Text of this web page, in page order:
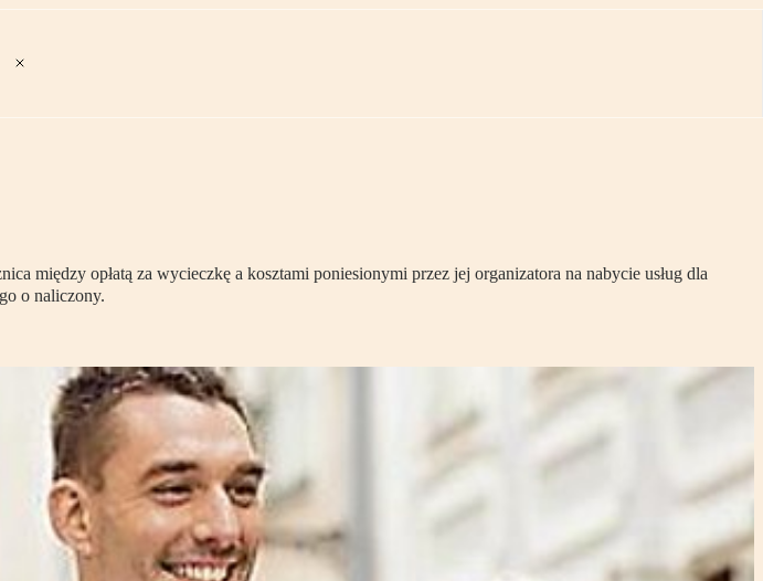
między opłatą za wycieczkę a kosztami poniesionymi przez jej organizatora na nabycie usług dla
o naliczony.